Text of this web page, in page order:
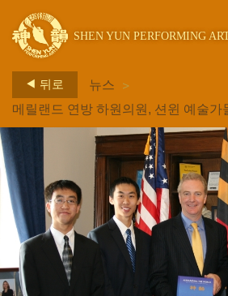
SHEN YUN PERFORMING
뒤로 뉴스 >
메릴랜드 연방 하원의원, 션윈 예술가